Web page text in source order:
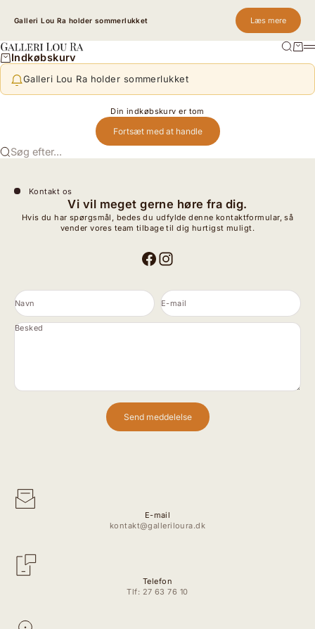
Galleri Lou Ra holder sommerlukket Læs mere
Galleri Lou Ra SøgKurv
Indkøbskurv
Galleri Lou Ra holder sommerlukket
Din indkøbskurv er tom
Fortsæt med at handle
Søg efter...
Kontakt os
Vi vil meget gerne høre fra dig.
Hvis du har spørgsmål, bedes du udfylde denne kontaktformular, så
vender vores team tilbage til dig hurtigst muligt.
Navn E-mail
Besked
Send meddelelse
E-mail
kontakt@galleriloura.dk
Telefon
Tlf: 27 63 76 10